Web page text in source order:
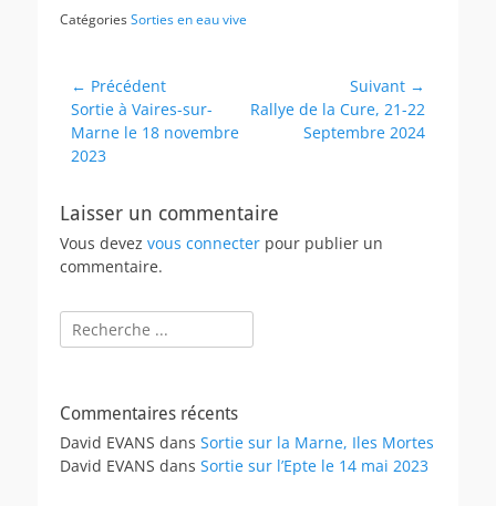
CatégoriesSorties en eau vive
Navigation
de
l’article
← Précédent
Article
précédent :
Sortie à Vaires-sur-
Marne le 18 novembre
2023
Suivant →
Article
suivant :
Rallye de la Cure, 21-22
Septembre 2024
Laisser un commentaire
Vous devez vous connecter pour publier un
commentaire.
Rechercher :
Commentaires récents
David EVANS dans Sortie sur la Marne, Iles Mortes
David EVANS dans Sortie sur l’Epte le 14 mai 2023